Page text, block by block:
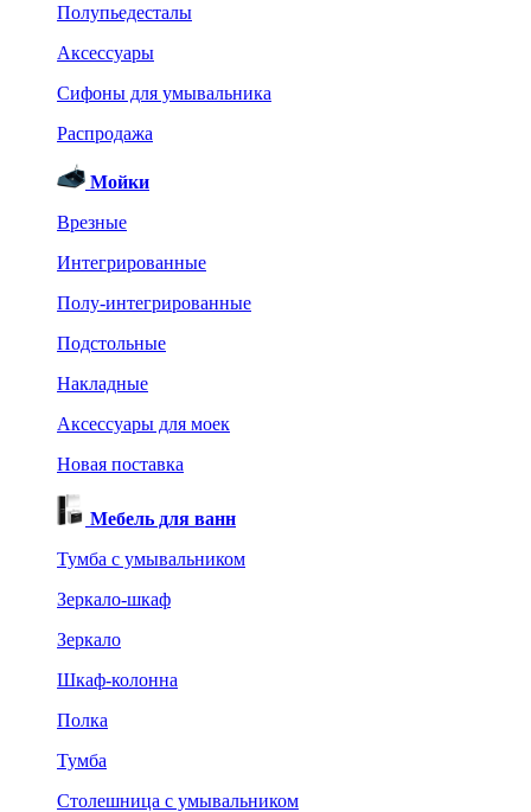
Полупьедесталы
Аксессуары
Сифоны для умывальника
Распродажа
Мойки
Врезные
Интегрированные
Полу-интегрированные
Подстольные
Накладные
Аксессуары для моек
Новая поставка
Мебель для ванн
Тумба с умывальником
Зеркало-шкаф
Зеркало
Шкаф-колонна
Полка
Тумба
Столешница с умывальником